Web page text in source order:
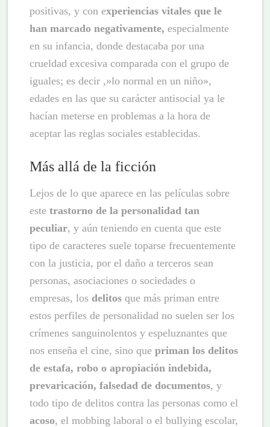
positivas, y con experiencias vitales que le
han marcado negativamente, especialmente
en su infancia, donde destacaba por una
crueldad excesiva comparada con el grupo de
iguales; es decir ,»lo normal en un niño»,
edades en las que su carácter antisocial ya le
hacían meterse en problemas a la hora de
aceptar las reglas sociales establecidas.
Más allá de la ficción
Lejos de lo que aparece en las películas sobre
estetrastorno de la personalidad tan
peculiar, y aún teniendo en cuenta que este
tipo de caracteres suele toparse frecuentemente
con la justicia, por el daño a terceros sean
personas, asociaciones o sociedades o
empresas, losdelitos que más priman entre
estos perfiles de personalidad no suelen ser los
crímenes sanguinolentos y espeluznantes que
nos enseña el cine, sino quepriman los delitos
de estafa, robo o apropiación indebida,
prevaricación, falsedad de documentos, y
todo tipo de delitos contra las personas como el
acoso, el mobbing laboral o el bullying escolar,